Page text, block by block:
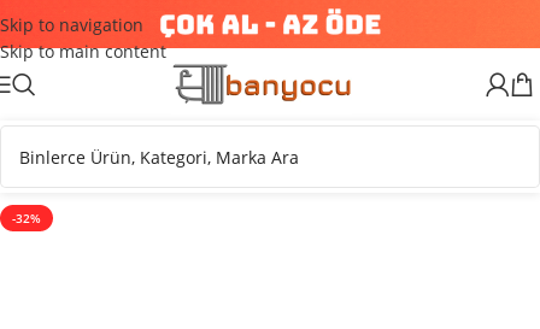
Skip to navigation
Skip to main content
-32%